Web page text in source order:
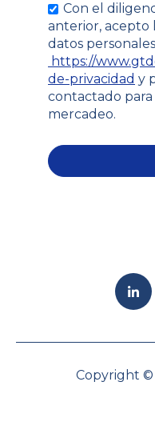
Con el
anterior, acepto
datos
https://
de-privacidad y
contactado
mercadeo.
Copyright ©